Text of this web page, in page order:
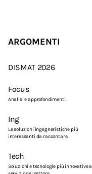
ARGOMENTI
DISMAT 2026
Focus
Analisi e approfondimenti.
Ing
Le soluzioni ingegneristiche più
interessanti da raccontare.
Tech
Soluzioni e tecnologie più innovative a